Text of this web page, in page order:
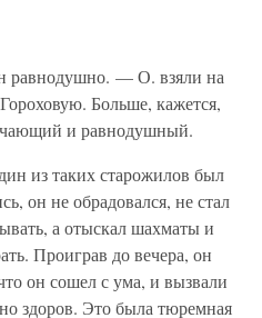
равнодушно. — О. взяли на
Больше, кажется,
и равнодушный.
из таких старожилов был
он не обрадовался, не стал
а отыскал шахматы и
Проиграв до вечера, он
он сошел с ума, и вызвали
здоров. Это была тюремная